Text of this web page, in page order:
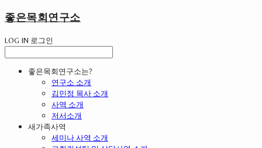
좋은목회연구소
LOG IN 로그인
좋은목회연구소는?
연구소 소개
김민정 목사 소개
사역 소개
저서소개
새가족사역
세미나 사역 소개